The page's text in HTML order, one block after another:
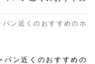
ン近くのおすすめのホ
パン近くのおすすめの